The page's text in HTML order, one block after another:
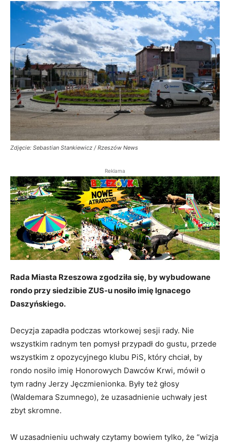
Zdjęcie: Sebastian Stankiewicz / Rzeszów News
Reklama
Rada Miasta Rzeszowa zgodziła się, by wybudowane
rondo przy siedzibie ZUS-u nosiło imię Ignacego
Daszyńskiego.
Decyzja zapadła podczas wtorkowej sesji rady. Nie
wszystkim radnym ten pomysł przypadł do gustu, przede
wszystkim z opozycyjnego klubu PiS, który chciał, by
rondo nosiło imię Honorowych Dawców Krwi, mówił o
tym radny Jerzy Jęczmienionka. Były też głosy
(Waldemara Szumnego), że uzasadnienie uchwały jest
zbyt skromne.
W uzasadnieniu uchwały czytamy bowiem tylko, że “wizja